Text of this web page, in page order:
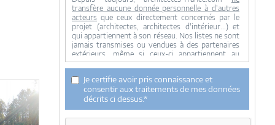
transfère aucune donnée personnelle à d'autres
acteurs que ceux directement concernés par le
projet (architectes, architectes d'intérieur...) et
qui appartiennent à son réseau. Nos listes ne sont
jamais transmises ou vendues à des partenaires
extérieurs, même si ceux-ci appartiennent au
domaine de la construction.
effectuée qu'avec votre consentement.
Je consens à ce que mes données personnelles
soient collectées pour permettre à architectes-
france de transférer votre projet aux architectes.
Seul Architectes-france, ses équipes internes et la
Je certifie avoir pris connaissance et
consentir aux traitements de mes données
décrits ci dessus.*